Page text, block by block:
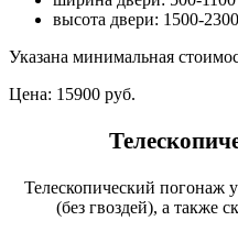
высота двери: 1500-
Указана минимальная
Цена: 15900 руб.
Телескопический погонаж
(без гвоздей), а также